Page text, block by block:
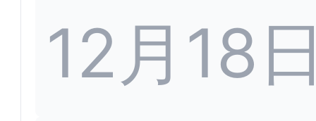
12月18